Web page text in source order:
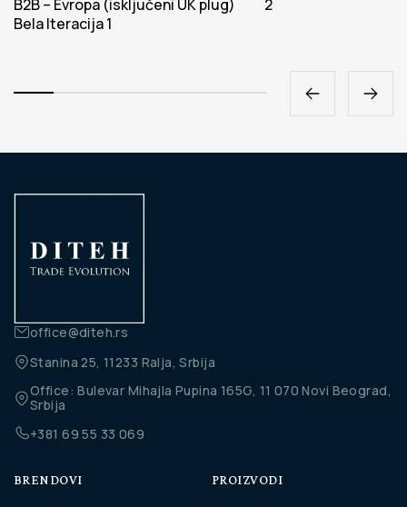
B2B – Evropa (isključeni UK plug)
Bela Iteracija 1
2
office@diteh.rs
Stanina 25, 11233 Ralja, Srbija
Office: Bulevar Mihajla Pupina 165G, 11 070 Novi Beograd,
Srbija
+381 69 55 33 069
BRENDOVI PROIZVODI